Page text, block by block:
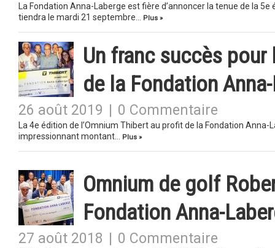
La Fondation Anna-Laberge est fière d’annoncer la tenue de la
tiendra le mardi 21 septembre…
Plus »
Un franc succès pour
de la Fondation
26 août 2019 0 Commentaire
La 4e édition de l’Omnium Thibert au profit de la Fondation
impressionnant montant…
Plus »
Omnium de golf
Fondation Anna-
27 août 2018 0 Commentaire